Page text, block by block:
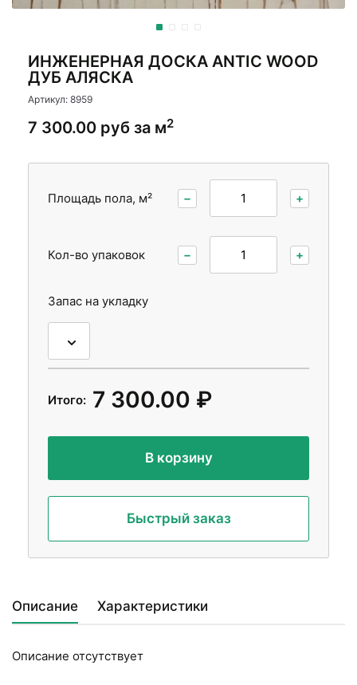
ИНЖЕНЕРНАЯ ДОСКА ANTIC WOOD
ДУБ АЛЯСКА
Артикул: 8959
7 300.00 руб за м2
Площадь пола, м² − +
Кол-во упаковок − +
Запас на укладку
Итого: 7 300.00 ₽
В корзину
Быстрый заказ
Описание Характеристики
Описание отсутствует
Стеновые панели